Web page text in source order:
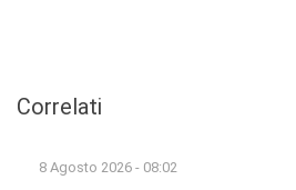
Correlati
8 Agosto 2026 - 08:02